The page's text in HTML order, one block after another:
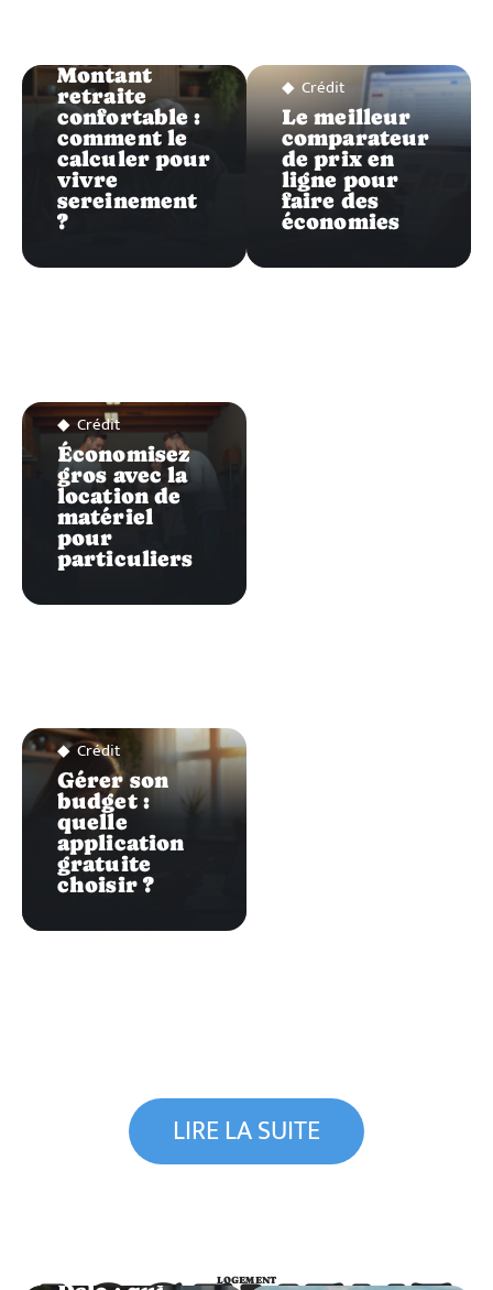
Montant
retraite
confortable :
comment le
calculer pour
vivre
sereinement
?
Crédit
Économisez
gros avec la
location de
matériel
pour
particuliers
Crédit
Gérer son
budget :
quelle
application
gratuite
choisir ?
Crédit
Le meilleur
comparateur
de prix en
ligne pour
faire des
économies
LIRE LA SUITE
LOGEMENT